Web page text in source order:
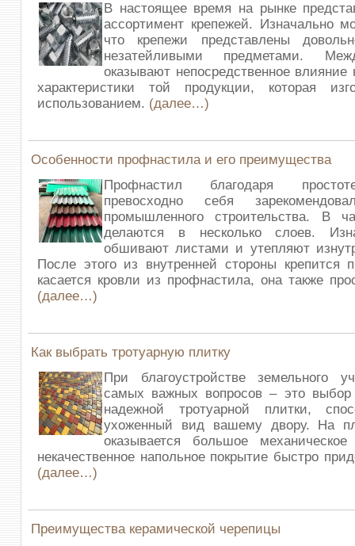
В настоящее время на рынке
ассортимент крепежей. Изначально
что крепежи представлены
незатейливыми предметами.
оказывают непосредственное влияние
характеристики той продукции, которая
использованием. (далее…)
Особенности профнастила и его преимущества
Профнастил благодаря
превосходно себя
промышленного строительства. В
делаются в несколько слоев.
обшивают листами и утепляют
После этого из внутренней стороны крепится
касается кровли из профнастила, она также
(далее…)
Как выбрать тротуарную плитку
При благоустройстве земельного
самых важных вопросов – это выбор
надежной тротуарной плитки,
ухоженный вид вашему двору. На
оказывается большое
некачественное напольное покрытие быстро
(далее…)
Преимущества керамической черепицы